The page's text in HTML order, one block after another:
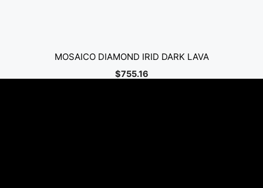
MOSAICO DIAMOND IRID DARK LAVA
$755.16